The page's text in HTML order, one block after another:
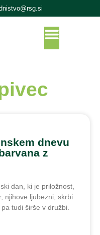
dnevu
z
dan, ki je priložnost,
njihove ljubezni, skrbi
tudi širše v družbi.